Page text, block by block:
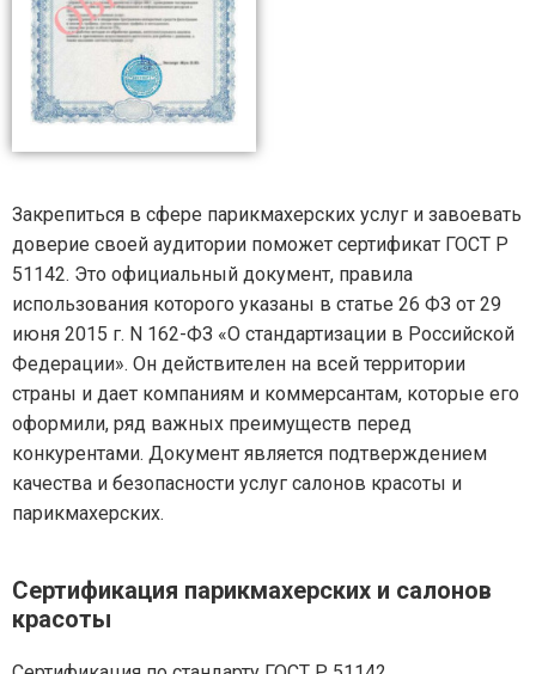
Закрепиться в сфере парикмахерских услуг и завоевать
доверие своей аудитории поможет сертификат ГОСТ Р
51142. Это официальный документ, правила
использования которого указаны в статье 26 ФЗ от 29
июня 2015 г. N 162-ФЗ «О стандартизации в Российской
Федерации». Он действителен на всей территории
страны и дает компаниям и коммерсантам, которые его
оформили, ряд важных преимуществ перед
конкурентами. Документ является подтверждением
качества и безопасности услуг салонов красоты и
парикмахерских.
Сертификация парикмахерских и салонов
красоты